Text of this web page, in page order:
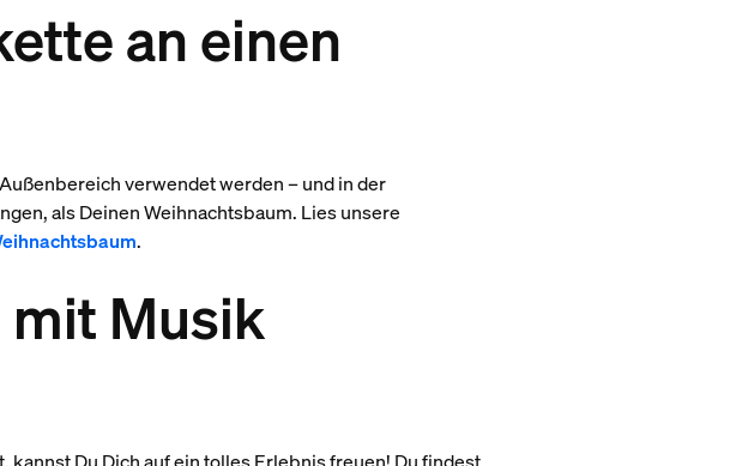
an einen
verwendet werden – und in der
als Deinen Weihnachtsbaum. Lies unsere
.
Musik